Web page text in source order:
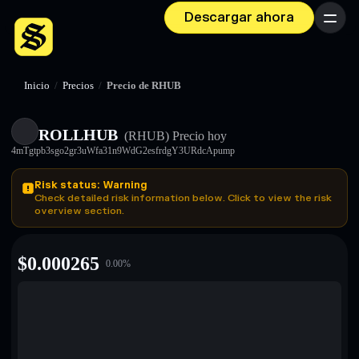
Descargar ahora Menú
Inicio / Precios / Precio de RHUB
ROLLHUB (RHUB) Precio hoy
4mTgtpb3sgo2gr3uWfa31n9WdG2esfrdgY3URdcApump
Risk status: Warning
Check detailed risk information below. Click to view the risk
overview section.
$0.000265 0.00%